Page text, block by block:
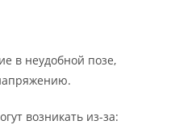
в неудобной позе,
возникать из-за: